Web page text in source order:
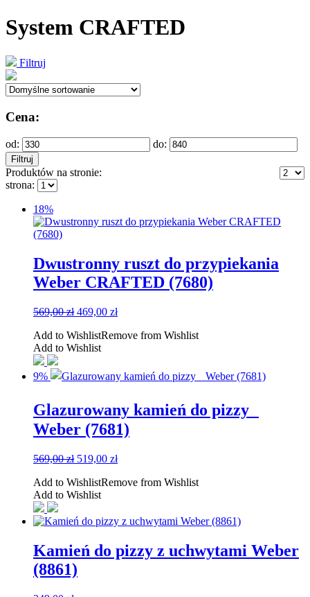
System CRAFTED
Filtruj
Cena:
od: do:
Filtruj
Produktów na stronie:
strona:
18%
Dwustronny ruszt do przypiekania
Weber CRAFTED​ (7680)
569,00zł Pierwotna
wynosiła:
569,00 zł.
469,00 złAktualna
wynosi:
Add to WishlistRemove from Wishlist
Add to Wishlist
9%
Glazurowany kamień do pizzy
Weber​ (7681)
569,00zł Pierwotna
wynosiła:
569,00 zł.
519,00 złAktualna
wynosi:
Add to WishlistRemove from Wishlist
Add to Wishlist
Kamień do pizzy z uchwytami Weber
(8861)